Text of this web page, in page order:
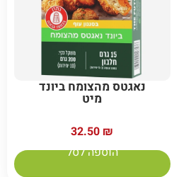
נאגטס מהצומח ביונד
מיט
32.50 ₪
הוספה לסל